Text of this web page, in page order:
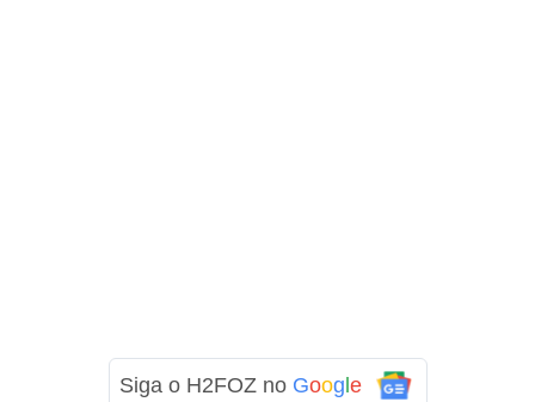
Siga o H2FOZ no Google